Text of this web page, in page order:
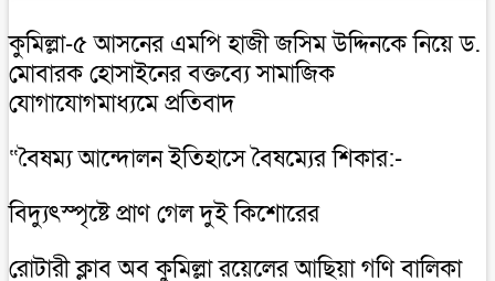
কুমিল্লা-৫ আসনের এমপি হাজী জসিম উদ্দিনকে নিয়ে ড.
মোবারক হোসাইনের বক্তব্যে সামাজিক
যোগাযোগমাধ্যমে প্রতিবাদ
“বৈষম্য আন্দোলন ইতিহাসে বৈষম্যের শিকার:-
বিদ্যুৎস্পৃষ্টে প্রাণ গেল দুই কিশোরের
রোটারী ক্লাব অব কুমিল্লা রয়েলের আছিয়া গণি বালিকা